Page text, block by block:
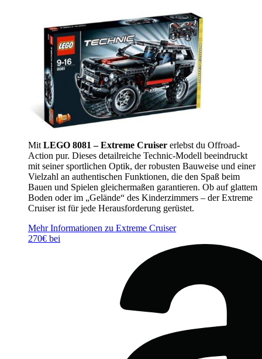
Mit LEGO 8081 – Extreme Cruiser erlebst du Offroad-
Action pur. Dieses detailreiche Technic-Modell beeindruckt
mit seiner sportlichen Optik, der robusten Bauweise und einer
Vielzahl an authentischen Funktionen, die den Spaß beim
Bauen und Spielen gleichermaßen garantieren. Ob auf glattem
Boden oder im „Gelände“ des Kinderzimmers – der Extreme
Cruiser ist für jede Herausforderung gerüstet.
Mehr Informationen zu Extreme Cruiser
270€ bei